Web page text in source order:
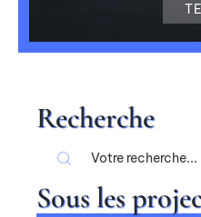
Recherche
Sous les